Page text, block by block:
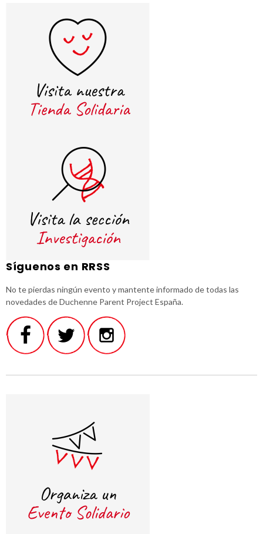
Síguenos en RRSS
No te pierdas ningún evento y mantente informado de todas las
novedades de Duchenne Parent Project España.